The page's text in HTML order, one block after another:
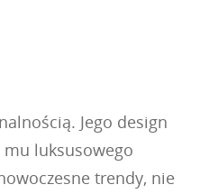
Jego design
mu luksusowego
trendy, nie